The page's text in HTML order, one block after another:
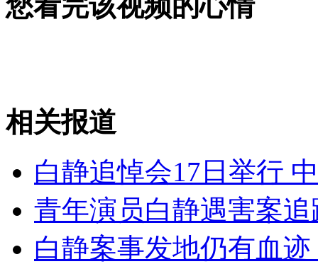
走！跟着总书记去植树
消防员救轻生者 花炮节热闹非凡 减压"枕头大战"
相关报道
白静追悼会17日举行
青年演员白静遇害案追
白静案事发地仍有血